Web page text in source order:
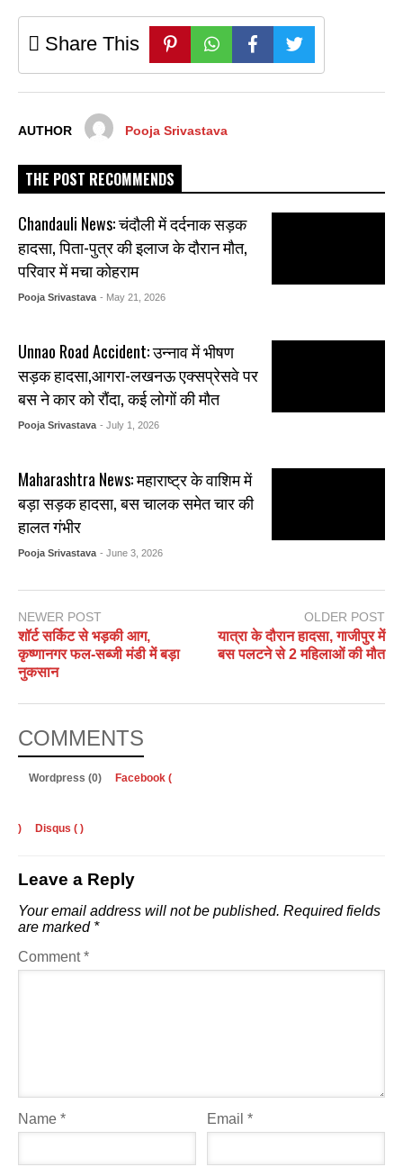
Share This
AUTHOR Pooja Srivastava
THE POST RECOMMENDS
Chandauli News: चंदौली में दर्दनाक सड़क
हादसा, पिता-पुत्र की इलाज के दौरान मौत,
परिवार में मचा कोहराम
Pooja Srivastava - May 21, 2026
Unnao Road Accident: उन्नाव में भीषण
सड़क हादसा,आगरा-लखनऊ एक्सप्रेसवे पर
बस ने कार को रौंदा, कई लोगों की मौत
Pooja Srivastava - July 1, 2026
Maharashtra News: महाराष्ट्र के वाशिम में
बड़ा सड़क हादसा, बस चालक समेत चार की
हालत गंभीर
Pooja Srivastava - June 3, 2026
NEWER POST
शॉर्ट सर्किट से भड़की आग,
कृष्णानगर फल-सब्जी मंडी में बड़ा
नुकसान
OLDER POST
यात्रा के दौरान हादसा, गाजीपुर में
बस पलटने से 2 महिलाओं की मौत
COMMENTS
Wordpress (0) Facebook (
) Disqus ( )
Leave a Reply
Your email address will not be published. Required fields
are marked *
Comment*
Name * Email*